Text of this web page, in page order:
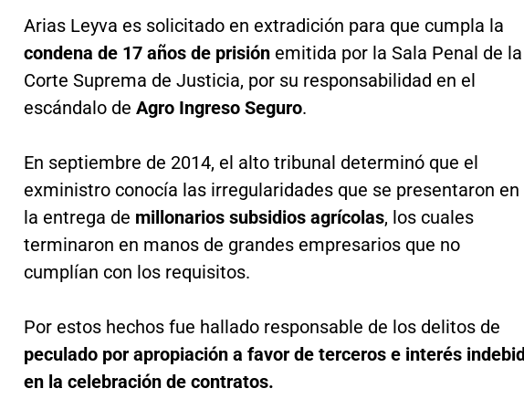
Arias Leyva es solicitado en extradición para que cumpla la
condena de 17 años de prisiónemitida por la Sala Penal de la
Corte Suprema de Justicia, por su responsabilidad en el
escándalo de Agro Ingreso Seguro.
En septiembre de 2014, el alto tribunal determinó que el
exministro conocía las irregularidades que se presentaron en
la entrega de millonarios subsidios agrícolas, los cuales
terminaron en manos de grandes empresarios que no
cumplían con los requisitos.
Por estos hechos fue hallado responsable de los delitos de
peculado por apropiación a favor de terceros e interés
en la celebración de contratos.